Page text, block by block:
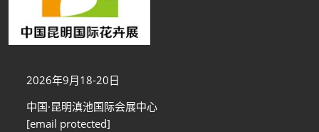
2026年9月18-20日
中国·昆明滇池国际会展中心
[email protected]